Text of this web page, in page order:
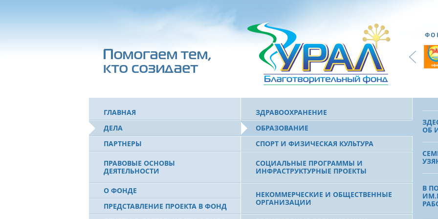
ГЛАВНАЯ
ДЕЛА
ПАРТНЕРЫ
ПРАВОВЫЕ ОСНОВЫ
ДЕЯТЕЛЬНОСТИ
О ФОНДЕ
ПРЕДСТАВЛЕНИЕ ПРОЕКТА В ФОНД
ЗДРАВООХРАНЕНИЕ
ОБРАЗОВАНИЕ
СПОРТ И ФИЗИЧЕСКАЯ КУЛЬТУРА
СОЦИАЛЬНЫЕ ПРОГРАММЫ И
ИНФРАСТРУКТУРНЫЕ ПРОЕКТЫ
НЕКОММЕРЧЕСКИЕ И ОБЩЕСТВЕННЫЕ
ОРГАНИЗАЦИИ
ОБ
В